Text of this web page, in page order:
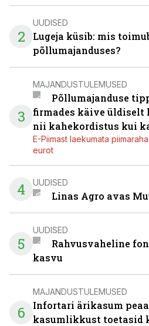
2
UUDISED
Lugeja küsib: mis
põllumajanduses?
3
MAJANDUSTULEMUSED
Põllumajanduse
firmades käive üldiselt
nii kahekordistus kui
E-Piimast laekumata
eurot
4 UUDISED
Linas Agro avas
5
UUDISED
Rahvusvaheline
kasvu
6
MAJANDUSTULEMUSED
Infortari ärikasum
kasumlikkust toetasid